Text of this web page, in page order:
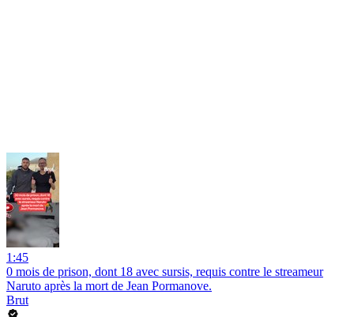
1:45
0 mois de prison, dont 18 avec sursis, requis contre le streameur
Naruto après la mort de Jean Pormanove.
Brut